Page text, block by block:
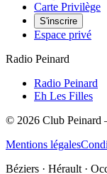
Carte Privilège
S'inscrire
Espace privé
Radio Peinard
Radio Peinard
Eh Les Filles
© 2026 Club Peinard
Mentions légales
Béziers · Hérault ·